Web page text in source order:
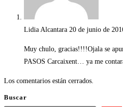
Lidia Alcantara 20 de junio de
Muy chulo, gracias!!!!Ojala se
PASOS Carcaixent… ya me
Los comentarios están cerrados.
Buscar